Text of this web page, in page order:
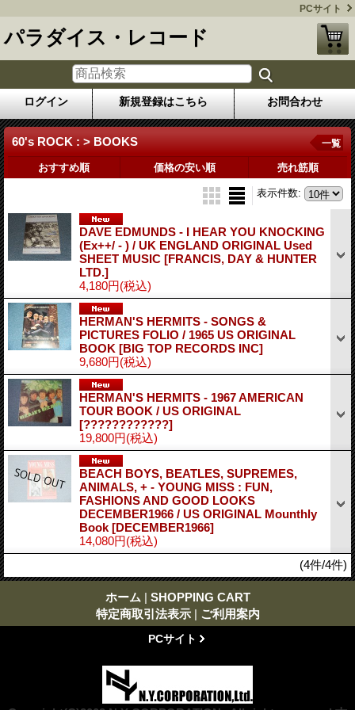
PCサイト
パラダイス・レコード
ログイン 新規登録はこちら お問合わせ
60's ROCK : > BOOKS 一覧
おすすめ順 価格の安い順 売れ筋順
表示件数:
DAVE EDMUNDS - I HEAR YOU KNOCKING
(Ex++/ - ) / UK ENGLAND ORIGINAL Used
SHEET MUSIC [FRANCIS, DAY & HUNTER
LTD.]
4,180円(税込)
HERMAN'S HERMITS - SONGS &
PICTURES FOLIO / 1965 US ORIGINAL
BOOK [BIG TOP RECORDS INC]
9,680円(税込)
HERMAN'S HERMITS - 1967 AMERICAN
TOUR BOOK / US ORIGINAL
[????????????]
19,800円(税込)
BEACH BOYS, BEATLES, SUPREMES,
ANIMALS, + - YOUNG MISS : FUN,
FASHIONS AND GOOD LOOKS
DECEMBER1966 / US ORIGINAL Mounthly
Book [DECEMBER1966]
14,080円(税込)
(4件/4件)
ホーム | SHOPPING CART
特定商取引法表示 | ご利用案内
PCサイト